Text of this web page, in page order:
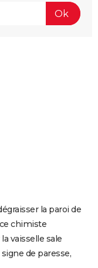
la paroi de
chimiste
vaisselle sale
de paresse,